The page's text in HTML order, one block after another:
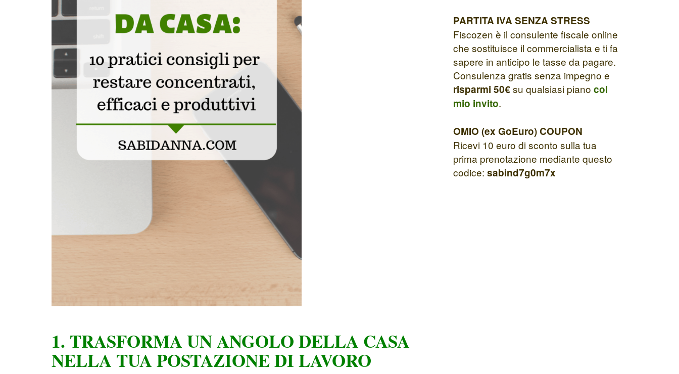
1. TRASFORMA UN ANGOLO DELLA CASA
NELLA TUA POSTAZIONE DI LAVORO
PARTITA IVA SENZA STRESS
Fiscozen è il consulente fiscale online
che sostituisce il commercialista e ti fa
sapere in anticipo le tasse da pagare.
Consulenza gratis senza impegno e
risparmi 50€su qualsiasi piano col
mio invito.
OMIO (ex GoEuro) COUPON
Ricevi 10 euro di sconto sulla tua
prima prenotazione mediante questo
codice: sabind7g0m7x